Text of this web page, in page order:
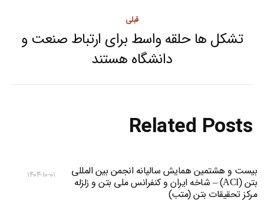
قبلی
Previous
post:
تشکل ها حلقه واسط برای ارتباط صنعت و
دانشگاه هستند
Related Posts
بیست و هشتمین همایش سالیانه انجمن بین المللی
بتن (ACI) – شاخه ایران و کنفرانس ملی بتن و زلزله
مرکز تحقیقات بتن (متب)
۱۴۰۴-۱۰-۰۱